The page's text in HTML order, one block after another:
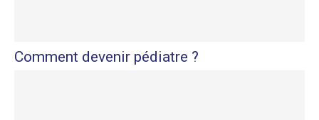
Comment devenir pédiatre ?